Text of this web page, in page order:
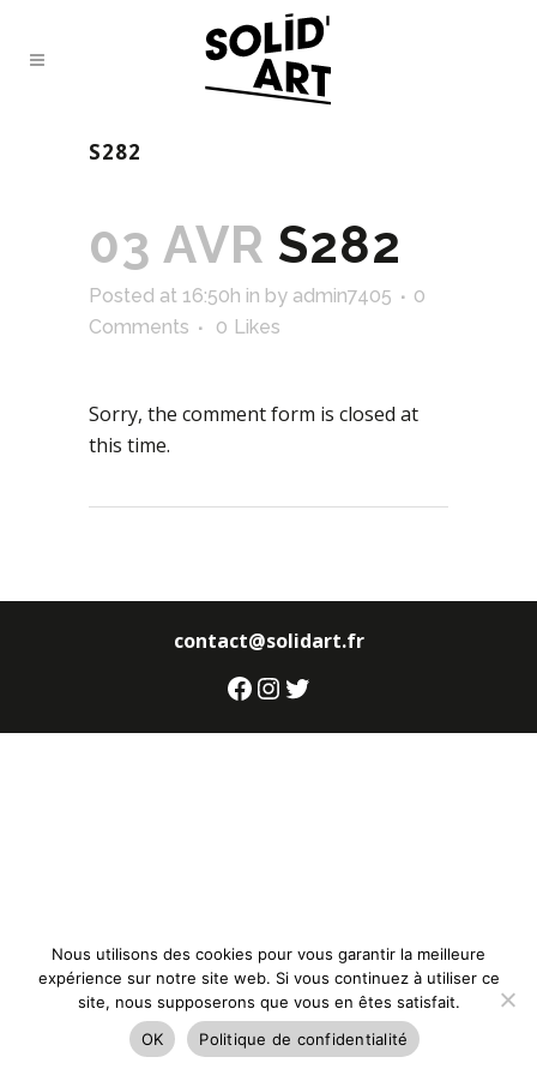
S282
03 AVR S282
Posted at 16:50h in by admin7405
0
Comments
0 Likes
Sorry, the comment form is closed at
this time.
contact@solidart.fr
Facebook
Instagram
Twitter
Nous utilisons des cookies pour vous garantir la meilleure
expérience sur notre site web. Si vous continuez à utiliser ce
site, nous supposerons que vous en êtes satisfait.
OK
Politique de confidentialité